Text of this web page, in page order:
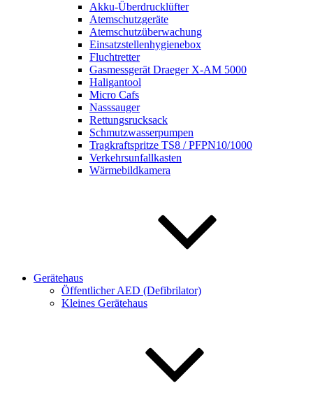
Akku-Überdrucklüfter
Atemschutzgeräte
Atemschutzüberwachung
Einsatzstellenhygienebox
Fluchtretter
Gasmessgerät Draeger X-AM 5000
Haligantool
Micro Cafs
Nasssauger
Rettungsrucksack
Schmutzwasserpumpen
Tragkraftspritze TS8 / PFPN10/1000
Verkehrsunfallkasten
Wärmebildkamera
Gerätehaus
Öffentlicher AED (Defibrilator)
Kleines Gerätehaus